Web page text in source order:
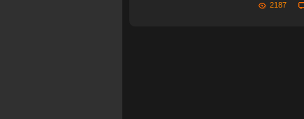
2187